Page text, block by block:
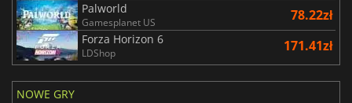
Palworld
Gamesplanet US 78.22zł
Forza Horizon 6
LDShop 171.41zł
NOWE GRY